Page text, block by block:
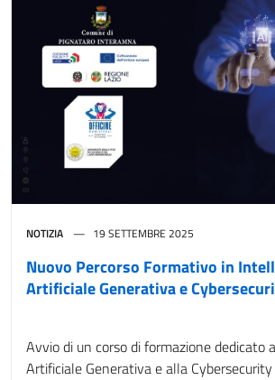
NOTIZIA 19 SETTEMBRE 2025
Nuovo Percorso Formativo in
Artificiale Generativa e
Avvio di un corso di formazione dedicato
Artificiale Generativa e alla Cybersecurity